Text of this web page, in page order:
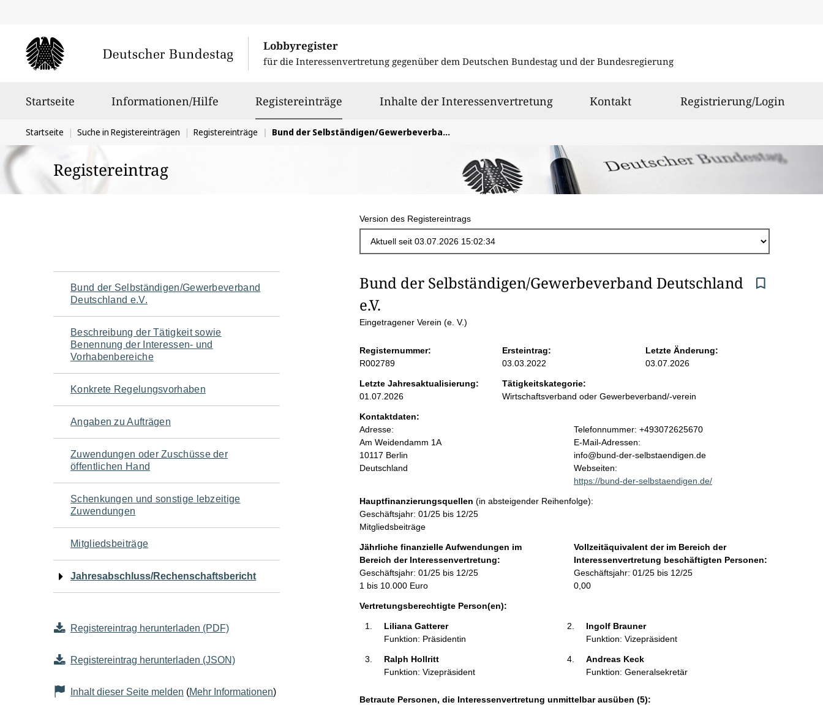
Lobbyregister
für die Interessenvertretung gegenüber dem Deutschen Bundestag und der Bundesregierung
Startseite Informationen/Hilfe Registereinträge ausgewähltInhalte der Interessenvertretung Kontakt Registrierung/Login
Sie
befinden
sich
hier:
Startseite Suche in Registereinträgen Registereinträge Bund der Selbständigen/Gewerbeverband Deutschland e.V.
Registereintrag
Version des Registereintrags
Navigation
für
den
Seiteninhalt
Bund der Selbständigen/Gewerbeverband
Deutschland e.V.
Beschreibung der Tätigkeit sowie
Benennung der Interessen- und
Vorhabenbereiche
Konkrete Regelungsvorhaben
Angaben zu Aufträgen
Zuwendungen oder Zuschüsse der
öffentlichen Hand
Schenkungen und sonstige lebzeitige
Zuwendungen
Mitgliedsbeiträge
Jahresabschluss/Rechenschaftsbericht
Registereintrag herunterladen (PDF)
Registereintrag herunterladen (JSON)
Inhalt dieser Seite melden (Mehr Informationen)
S
e
i
t
e
n
i
n
h
a
l
t
Bund der Selbständigen/Gewerbeverband Deutschland
e.V.
Eingetragener Verein (e. V.)
Registernummer:
R002789
Ersteintrag:
03.03.2022
Letzte Änderung:
03.07.2026
Letzte Jahresaktualisierung:
01.07.2026
Tätigkeitskategorie:
Wirtschaftsverband oder Gewerbeverband/-verein
Kontaktdaten:
Adresse:
Am Weidendamm 1A
10117 Berlin
Deutschland
K
o
n
t
a
t
f
o
r
m
e
Telefonnummer: +493072625670
E-Mail-Adressen:
info@bund-der-selbstaendigen.de
Webseiten:
https://bund-der-selbstaendigen.de/
Hauptfinanzierungsquellen (in absteigender Reihenfolge):
Geschäftsjahr: 01/25 bis 12/25
Mitgliedsbeiträge
Jährliche finanzielle Aufwendungen im
Bereich der Interessenvertretung:
Geschäftsjahr: 01/25 bis 12/25
1 bis 10.000 Euro
Vollzeitäquivalent der im Bereich der
Interessenvertretung beschäftigten Personen:
Geschäftsjahr: 01/25 bis 12/25
0,00
Vertretungsberechtigte Person(en):
Liliana Gatterer
Funktion: Präsidentin
Ingolf Brauner
Funktion: Vizepräsident
Ralph Hollritt
Funktion: Vizepräsident
Andreas Keck
Funktion: Generalsekretär
Betraute Personen, die Interessenvertretung unmittelbar ausüben (5):